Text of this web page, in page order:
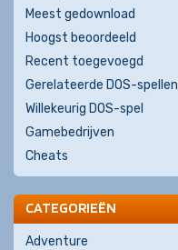
Meest gedownload
Hoogst beoordeeld
Recent toegevoegd
Gerelateerde DOS-spellen
Willekeurig DOS-spel
Gamebedrijven
Cheats
CATEGORIEËN
Adventure